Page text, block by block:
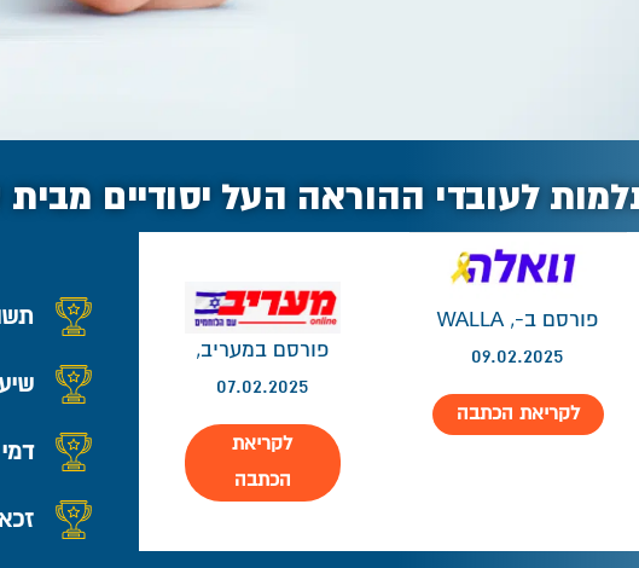
לעובדי ההוראה העל יסודיים מבית
פורסם ב-WALLA ,
09.02.2025
לקריאת הכתבה
פורסם במעריב,
07.02.2025
לקריאת
הכתבה